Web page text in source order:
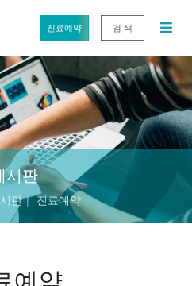
진료예약 검 색
시판
판 진료예약